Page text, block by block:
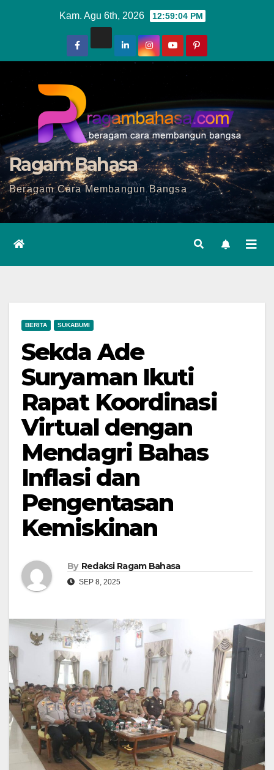
Kam. Agu 6th, 2026 12:59:05 PM
Ragam Bahasa
Beragam Cara Membangun Bangsa
BERITA SUKABUMI
Sekda Ade
Suryaman Ikuti
Rapat Koordinasi
Virtual dengan
Mendagri Bahas
Inflasi dan
Pengentasan
Kemiskinan
By Redaksi Ragam Bahasa
SEP 8, 2025